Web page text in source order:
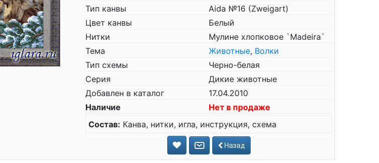
Тип канвы
Aida №16 (Zweigart)
Цвет канвы
Белый
Нитки
Мулине хлопковое `Madeira`
Тема
Животные, Волки
Тип схемы
Черно-белая
Серия
Дикие животные
Добавлен в каталог
17.04.2010
Наличие
Нет в продаже
Состав: Канва, нитки, игла, инструкция, схема
Назад